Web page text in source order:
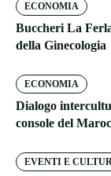
ECONOMIA
Buccheri La
della Ginecologia
ECONOMIA
Dialogo
console del
EVENTI E